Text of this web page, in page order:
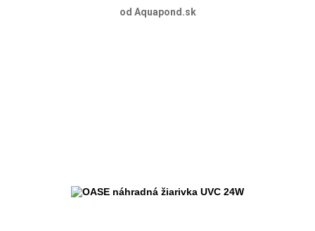
od Aquapond.sk